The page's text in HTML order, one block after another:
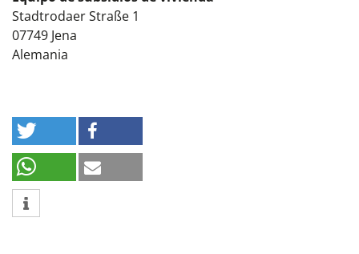
Stadtrodaer Straße 1
07749 Jena
Alemania